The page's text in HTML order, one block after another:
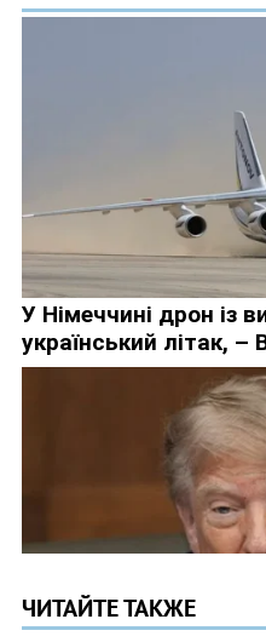
ЧИТАЙТЕ ТАКЖЕ